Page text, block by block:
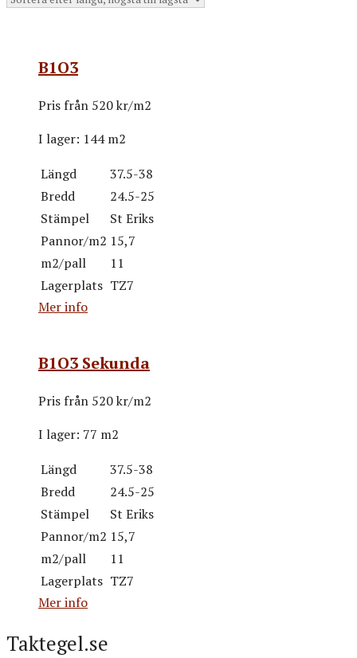
B1O3
Pris från 520 kr/m2
I lager: 144 m2
Längd
37.5-38
Bredd
24.5-25
Stämpel
St Eriks
Pannor/m2 15,7
m2/pall
11
Lagerplats TZ7
Mer info
B1O3 Sekunda
Pris från 520 kr/m2
I lager: 77 m2
Längd
37.5-38
Bredd
24.5-25
Stämpel
St Eriks
Pannor/m2 15,7
m2/pall
11
Lagerplats TZ7
Mer info
Taktegel.se